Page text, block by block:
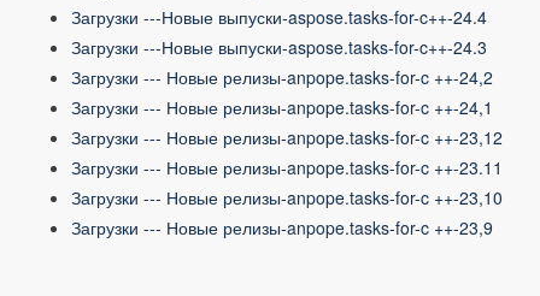
Загрузки ---Новые выпуски-aspose.tasks-for-c++-24.4
Загрузки ---Новые выпуски-aspose.tasks-for-c++-24.3
Загрузки --- Новые релизы-anpope.tasks-for-c ++-24,2
Загрузки --- Новые релизы-anpope.tasks-for-c ++-24,1
Загрузки --- Новые релизы-anpope.tasks-for-c ++-23,12
Загрузки --- Новые релизы-anpope.tasks-for-c ++-23.11
Загрузки --- Новые релизы-anpope.tasks-for-c ++-23,10
Загрузки --- Новые релизы-anpope.tasks-for-c ++-23,9